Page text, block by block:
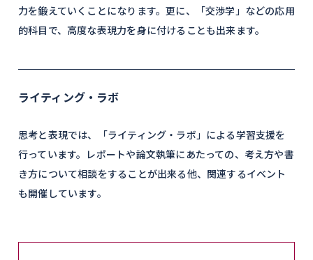
力を鍛えていくことになります。更に、「交渉学」などの応用
的科目で、高度な表現力を身に付けることも出来ます。
ライティング・ラボ
思考と表現では、「ライティング・ラボ」による学習支援を
行っています。レポートや論文執筆にあたっての、考え方や書
き方について相談をすることが出来る他、関連するイベント
も開催しています。